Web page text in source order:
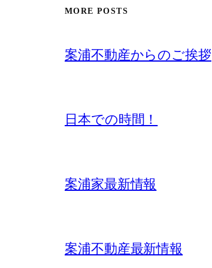
MORE POSTS
案浦不動産からのご挨拶
日本での時間！
案浦家最新情報
案浦不動産最新情報